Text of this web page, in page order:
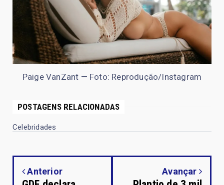
Paige VanZant — Foto: Reprodução/Instagram
POSTAGENS RELACIONADAS
Celebridades
Anterior Avançar